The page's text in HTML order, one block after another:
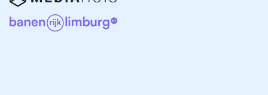
Friesland
In Friesland is er volop vraag naar